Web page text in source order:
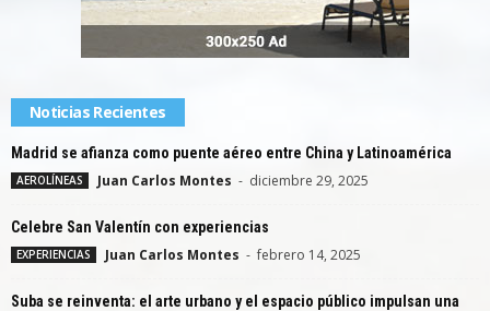
Noticias Recientes
Madrid se afianza como puente aéreo entre China y Latinoamérica
AEROLÍNEAS Juan Carlos Montes - diciembre 29, 2025
Celebre San Valentín con experiencias
EXPERIENCIAS Juan Carlos Montes - febrero 14, 2025
Suba se reinventa: el arte urbano y el espacio público impulsan una